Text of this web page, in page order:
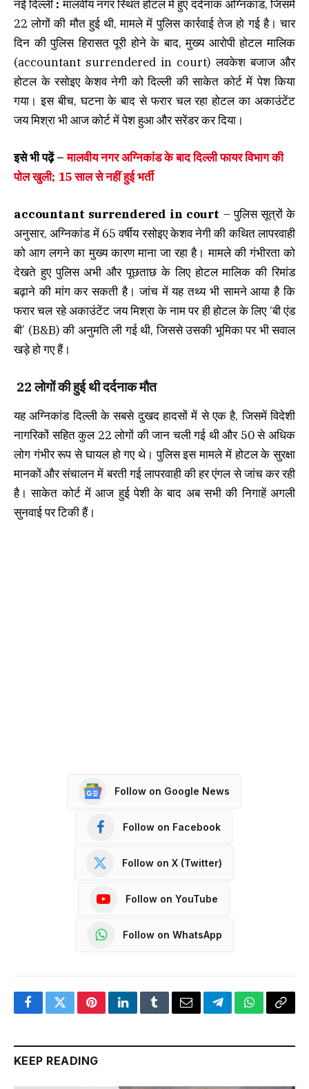
नई दिल्ली : मालवीय नगर स्थित होटल में हुए दर्दनाक अग्निकांड, जिसमें
22 लोगों की मौत हुई थी, मामले में पुलिस कार्रवाई तेज हो गई है। चार
दिन की पुलिस हिरासत पूरी होने के बाद, मुख्य आरोपी होटल मालिक
(accountant surrendered in court) लवकेश बजाज और
होटल के रसोइए केशव नेगी को दिल्ली की साकेत कोर्ट में पेश किया
गया। इस बीच, घटना के बाद से फरार चल रहा होटल का अकाउंटेंट
जय मिश्रा भी आज कोर्ट में पेश हुआ और सरेंडर कर दिया।
इसे भी पढ़ें –मालवीय नगर अग्निकांड के बाद दिल्ली फायर विभाग की
पोल खुली; 15 साल से नहीं हुई भर्ती
accountant surrendered in court – पुलिस सूत्रों के
अनुसार, अग्निकांड में 65 वर्षीय रसोइए केशव नेगी की कथित लापरवाही
को आग लगने का मुख्य कारण माना जा रहा है। मामले की गंभीरता को
देखते हुए पुलिस अभी और पूछताछ के लिए होटल मालिक की रिमांड
बढ़ाने की मांग कर सकती है। जांच में यह तथ्य भी सामने आया है कि
फरार चल रहे अकाउंटेंट जय मिश्रा के नाम पर ही होटल के लिए ‘बी एंड
बी’ (B&B) की अनुमति ली गई थी, जिससे उसकी भूमिका पर भी सवाल
खड़े हो गए हैं।
22 लोगों की हुई थी दर्दनाक मौत
यह अग्निकांड दिल्ली के सबसे दुखद हादसों में से एक है, जिसमें विदेशी
नागरिकों सहित कुल 22 लोगों की जान चली गई थी और 50 से अधिक
लोग गंभीर रूप से घायल हो गए थे। पुलिस इस मामले में होटल के सुरक्षा
मानकों और संचालन में बरती गई लापरवाही की हर एंगल से जांच कर रही
है। साकेत कोर्ट में आज हुई पेशी के बाद अब सभी की निगाहें अगली
सुनवाई पर टिकी हैं।
Follow on Google News
Follow on Facebook
Follow on X (Twitter)
Follow on YouTube
Follow on WhatsApp
FacebookTwitterPinterestLinkedInTumblrEmailTelegramWhatsApp
Copy
KEEP READING